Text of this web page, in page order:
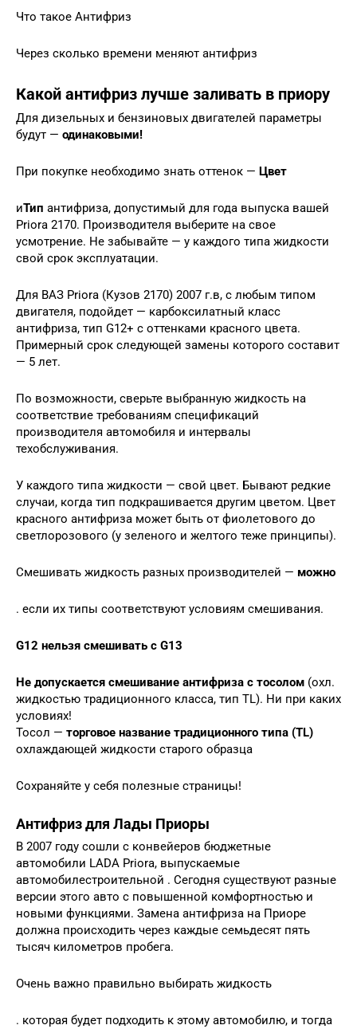
Что такое Антифриз
Через сколько времени меняют антифриз
Какой антифриз лучше заливать в приору
Для дизельных и бензиновых двигателей параметры
будут — одинаковыми!
При покупке необходимо знать оттенок — Цвет
иТип антифриза, допустимый для года выпуска вашей
Priora 2170. Производителя выберите на свое
усмотрение. Не забывайте — у каждого типа жидкости
свой срок эксплуатации.
Для ВАЗ Priora (Кузов 2170) 2007 г.в, с любым типом
двигателя, подойдет — карбоксилатный класс
антифриза, тип G12+ с оттенками красного цвета.
Примерный срок следующей замены которого составит
— 5 лет.
По возможности, сверьте выбранную жидкость на
соответствие требованиям спецификаций
производителя автомобиля и интервалы
техобслуживания.
У каждого типа жидкости — свой цвет. Бывают редкие
случаи, когда тип подкрашивается другим цветом. Цвет
красного антифриза может быть от фиолетового до
светлорозового (у зеленого и желтого теже принципы).
Смешивать жидкость разных производителей — можно
. если их типы соответствуют условиям смешивания.
G12 нельзя смешивать с G13
Не допускается смешивание антифриза с тосолом (охл.
жидкостью традиционного класса, тип TL). Ни при каких
условиях!
Тосол — торговое название традиционного типа (TL)
охлаждающей жидкости старого образца
Сохраняйте у себя полезные страницы!
Антифриз для Лады Приоры
В 2007 году сошли с конвейеров бюджетные
автомобили LADA Priora, выпускаемые
автомобилестроительной . Сегодня существуют разные
версии этого авто с повышенной комфортностью и
новыми функциями. Замена антифриза на Приоре
должна происходить через каждые семьдесят пять
тысяч километров пробега.
Очень важно правильно выбирать жидкость
. которая будет подходить к этому автомобилю, и тогда